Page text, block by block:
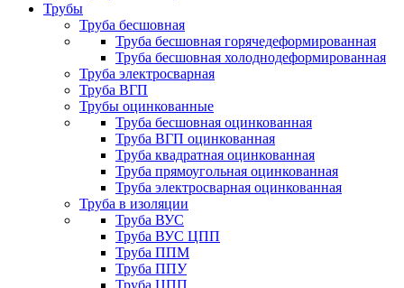
Трубы
Труба бесшовная
Труба бесшовная горячедеформированная
Труба бесшовная холоднодеформированная
Труба электросварная
Труба ВГП
Трубы оцинкованные
Труба бесшовная оцинкованная
Труба ВГП оцинкованная
Труба квадратная оцинкованная
Труба прямоугольная оцинкованная
Труба электросварная оцинкованная
Труба в изоляции
Труба ВУС
Труба ВУС ЦПП
Труба ППМ
Труба ППУ
Труба ЦПП